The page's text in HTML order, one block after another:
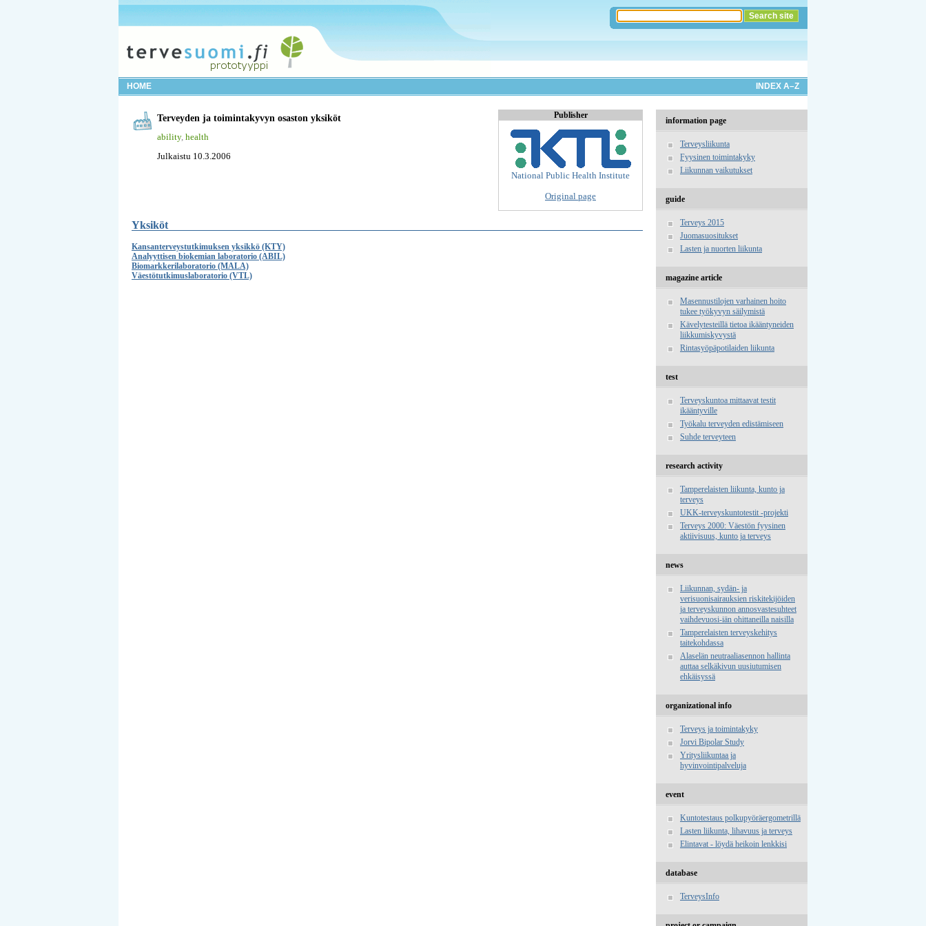
HOME INDEX A–Z
Publisher
National Public Health Institute
Original page
Terveyden ja toimintakyvyn osaston yksiköt
ability, health
Julkaistu 10.3.2006
Yksiköt
Kansanterveystutkimuksen yksikkö (KTY)
Analyyttisen biokemian laboratorio (ABIL)
Biomarkkerilaboratorio (MALA)
Väestötutkimuslaboratorio (VTL)
information page
Terveysliikunta
Fyysinen toimintakyky
Liikunnan vaikutukset
guide
Terveys 2015
Juomasuositukset
Lasten ja nuorten liikunta
magazine article
Masennustilojen varhainen hoito
tukee työkyvyn säilymistä
Kävelytesteillä tietoa ikääntyneiden
liikkumiskyvystä
Rintasyöpäpotilaiden liikunta
test
Terveyskuntoa mittaavat testit
ikääntyville
Työkalu terveyden edistämiseen
Suhde terveyteen
research activity
Tamperelaisten liikunta, kunto ja
terveys
UKK-terveyskuntotestit -projekti
Terveys 2000: Väestön fyysinen
aktiivisuus, kunto ja terveys
news
Liikunnan, sydän- ja
verisuonisairauksien riskitekijöiden
ja terveyskunnon annosvastesuhteet
vaihdevuosi-iän ohittaneilla naisilla
Tamperelaisten terveyskehitys
taitekohdassa
Alaselän neutraaliasennon hallinta
auttaa selkäkivun uusiutumisen
ehkäisyssä
organizational info
Terveys ja toimintakyky
Jorvi Bipolar Study
Yritysliikuntaa ja
hyvinvointipalveluja
event
Kuntotestaus polkupyöräergometrillä
Lasten liikunta, lihavuus ja terveys
Elintavat - löydä heikoin lenkkisi
database
TerveysInfo